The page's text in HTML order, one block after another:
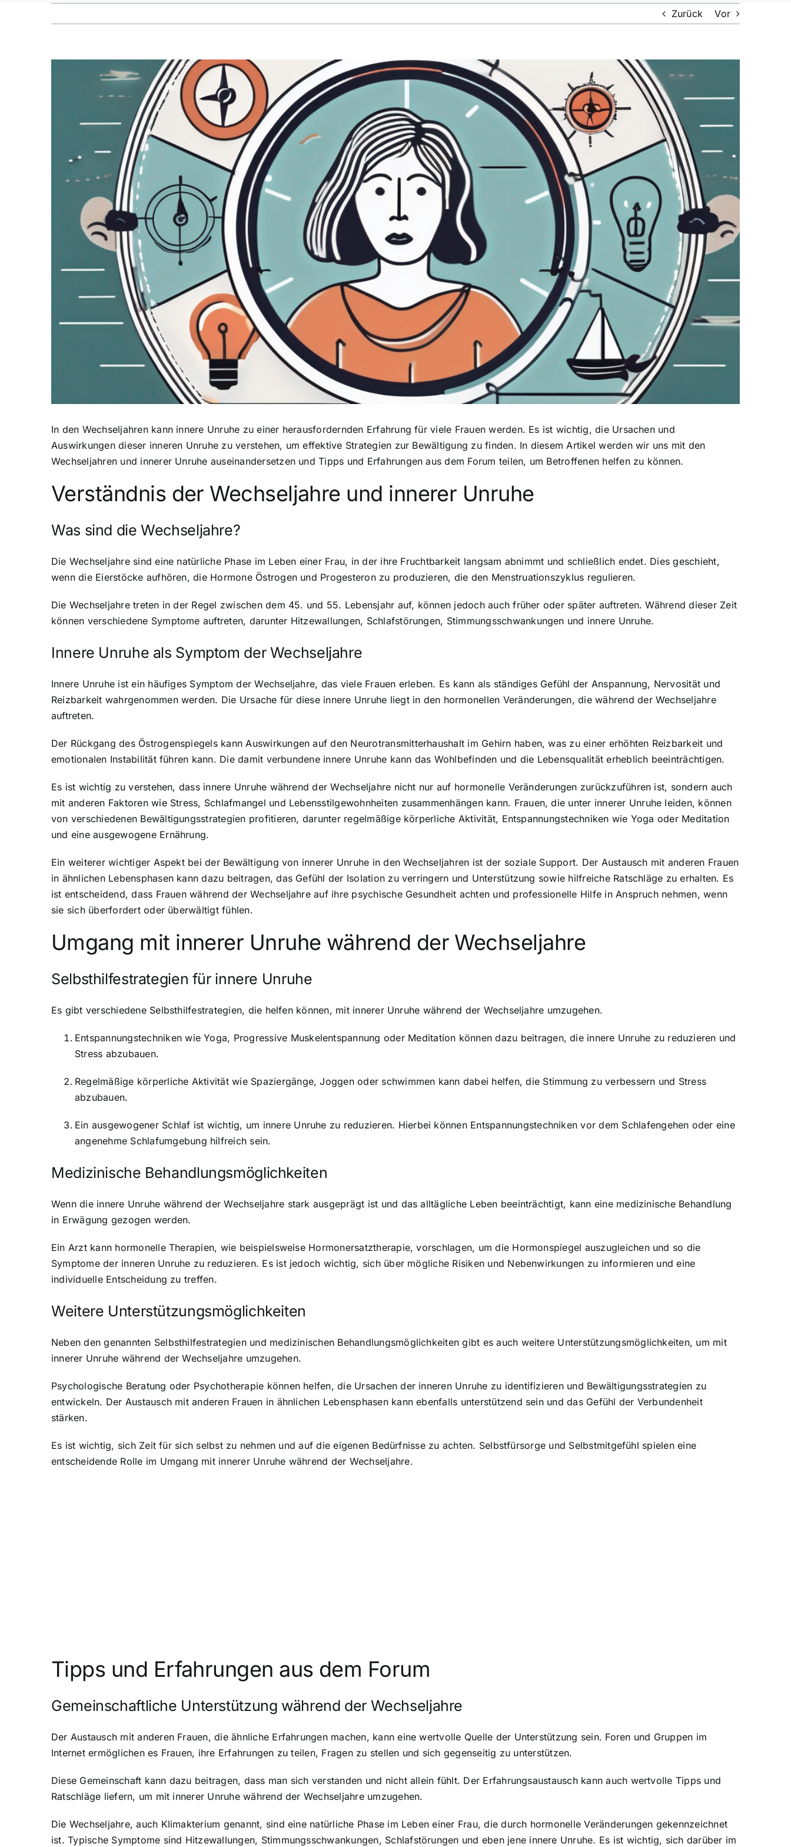
Zurück Vor
Zeige
grösseres
Bild
In den Wechseljahren kann innere Unruhe zu einer herausfordernden Erfahrung für viele Frauen werden. Es ist wichtig, die Ursachen und
Auswirkungen dieser inneren Unruhe zu verstehen, um effektive Strategien zur Bewältigung zu finden. In diesem Artikel werden wir uns mit den
Wechseljahren und innerer Unruhe auseinandersetzen und Tipps und Erfahrungen aus dem Forum teilen, um Betroffenen helfen zu können.
Verständnis der Wechseljahre und innerer Unruhe
Was sind die Wechseljahre?
Die Wechseljahre sind eine natürliche Phase im Leben einer Frau, in der ihre Fruchtbarkeit langsam abnimmt und schließlich endet. Dies geschieht,
wenn die Eierstöcke aufhören, die Hormone Östrogen und Progesteronzu produzieren, die den Menstruationszyklus regulieren.
Die Wechseljahre treten in der Regel zwischen dem 45. und 55. Lebensjahr auf, können jedoch auch früher oder später auftreten. Während dieser Zeit
können verschiedene Symptome auftreten, darunter Hitzewallungen, Schlafstörungen, Stimmungsschwankungen und innere Unruhe.
Innere Unruhe als Symptom der Wechseljahre
Innere Unruhe ist ein häufiges Symptom der Wechseljahre, das viele Frauen erleben. Es kann als ständiges Gefühl der Anspannung, Nervosität und
Reizbarkeit wahrgenommen werden. Die Ursache für diese innere Unruhe liegt in den hormonellen Veränderungen, die während der Wechseljahre
auftreten.
Der Rückgang des Östrogenspiegels kann Auswirkungen auf den Neurotransmitterhaushalt im Gehirn haben, was zu einer erhöhten Reizbarkeit und
emotionalen Instabilität führen kann. Die damit verbundene innere Unruhe kann das Wohlbefinden und die Lebensqualität erheblich beeinträchtigen.
Es ist wichtig zu verstehen, dass innere Unruhe während der Wechseljahre nicht nur auf hormonelle Veränderungen zurückzuführen ist, sondern auch
mit anderen Faktoren wie Stress, Schlafmangel und Lebensstilgewohnheiten zusammenhängen kann. Frauen, die unter innerer Unruhe leiden, können
von verschiedenen Bewältigungsstrategien profitieren, darunter regelmäßige körperliche Aktivität, Entspannungstechniken wie Yoga oder Meditation
und eine ausgewogene Ernährung.
Ein weiterer wichtiger Aspekt bei der Bewältigung von innerer Unruhe in den Wechseljahren ist der soziale Support. Der Austausch mit anderen Frauen
in ähnlichen Lebensphasen kann dazu beitragen, das Gefühl der Isolation zu verringern und Unterstützung sowie hilfreiche Ratschläge zu erhalten. Es
ist entscheidend, dass Frauen während der Wechseljahre auf ihre psychische Gesundheit achten und professionelle Hilfe in Anspruch nehmen, wenn
sie sich überfordert oder überwältigt fühlen.
Umgang mit innerer Unruhe während der Wechseljahre
Selbsthilfestrategien für innere Unruhe
Es gibt verschiedene Selbsthilfestrategien, die helfen können, mit innerer Unruhe während der Wechseljahre umzugehen.
Entspannungstechniken wie Yoga, Progressive Muskelentspannung oder Meditation können dazu beitragen, die innere Unruhe zu reduzieren und
Stress abzubauen.
Regelmäßige körperliche Aktivität wie Spaziergänge, Joggen oder schwimmen kann dabei helfen, die Stimmung zu verbessern und Stress
abzubauen.
Ein ausgewogener Schlaf ist wichtig, um innere Unruhe zu reduzieren. Hierbei können Entspannungstechniken vor dem Schlafengehen oder eine
angenehme Schlafumgebung hilfreich sein.
Medizinische Behandlungsmöglichkeiten
Wenn die innere Unruhe während der Wechseljahre stark ausgeprägt ist und das alltägliche Leben beeinträchtigt, kann eine medizinische Behandlung
in Erwägung gezogen werden.
Ein Arzt kann hormonelle Therapien, wie beispielsweise Hormonersatztherapie, vorschlagen, um die Hormonspiegel auszugleichen und so die
Symptome der inneren Unruhe zu reduzieren. Es ist jedoch wichtig, sich über mögliche Risiken und Nebenwirkungen zu informieren und eine
individuelle Entscheidung zu treffen.
Weitere Unterstützungsmöglichkeiten
Neben den genannten Selbsthilfestrategien und medizinischen Behandlungsmöglichkeiten gibt es auch weitere Unterstützungsmöglichkeiten, um mit
innerer Unruhe während der Wechseljahre umzugehen.
Psychologische Beratung oder Psychotherapie können helfen, die Ursachen der inneren Unruhe zu identifizieren und Bewältigungsstrategien zu
entwickeln. Der Austausch mit anderen Frauen in ähnlichen Lebensphasen kann ebenfalls unterstützend sein und das Gefühl der Verbundenheit
stärken.
Es ist wichtig, sich Zeit für sich selbst zu nehmen und auf die eigenen Bedürfnisse zu achten. Selbstfürsorge und Selbstmitgefühl spielen eine
entscheidende Rolle im Umgang mit innerer Unruhe während der Wechseljahre.
Tipps und Erfahrungen aus dem Forum
Gemeinschaftliche Unterstützung während der Wechseljahre
Der Austausch mit anderen Frauen, die ähnliche Erfahrungen machen, kann eine wertvolle Quelle der Unterstützung sein. Foren und Gruppen im
Internet ermöglichen es Frauen, ihre Erfahrungen zu teilen, Fragen zu stellen und sich gegenseitig zu unterstützen.
Diese Gemeinschaft kann dazu beitragen, dass man sich verstanden und nicht allein fühlt. Der Erfahrungsaustausch kann auch wertvolle Tipps und
Ratschläge liefern, um mit innerer Unruhe während der Wechseljahre umzugehen.
Die Wechseljahre, auch Klimakterium genannt, sind eine natürliche Phase im Leben einer Frau, die durch hormonelle Veränderungen gekennzeichnet
ist. Typische Symptome sind Hitzewallungen, Stimmungsschwankungen, Schlafstörungen und eben jene innere Unruhe. Es ist wichtig, sich darüber im